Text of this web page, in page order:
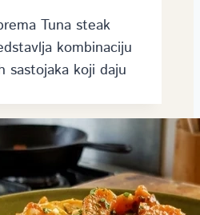
Tuna steak
kombinaciju
sastojaka koji daju